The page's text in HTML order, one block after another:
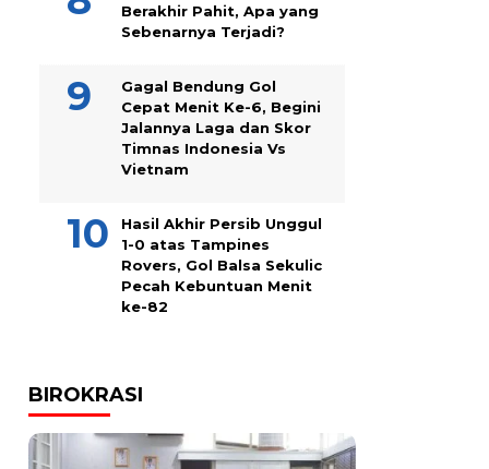
Berakhir Pahit, Apa yang
Sebenarnya Terjadi?
Gagal Bendung Gol
Cepat Menit Ke-6, Begini
Jalannya Laga dan Skor
Timnas Indonesia Vs
Vietnam
Hasil Akhir Persib Unggul
1-0 atas Tampines
Rovers, Gol Balsa Sekulic
Pecah Kebuntuan Menit
ke-82
BIROKRASI